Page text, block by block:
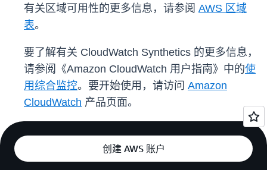
有关区域可用性的更多信息，请参阅 AWS 区域
表。
要了解有关 CloudWatch Synthetics 的更多信息，
请参阅《Amazon CloudWatch 用户指南》中的使
用综合监控。要开始使用，请访问 Amazon
CloudWatch 产品页面。
创建 AWS 账户